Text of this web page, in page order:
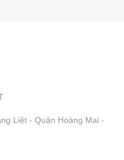
Liệt - Quận Hoàng Mai -